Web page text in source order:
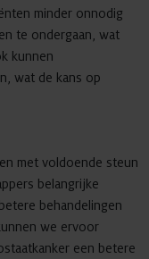
minder onnodig
te ondergaan, wat
kunnen
wat de kans op
met voldoende steun
belangrijke
behandelingen
we ervoor
een betere